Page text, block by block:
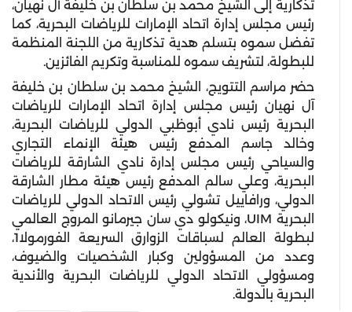
تذكارية إلى الشيخ محمد بن سلطان بن خليفة آل نهيان،
رئيس مجلس إدارة اتحاد الإمارات للرياضات البحرية، كما
تفضل سموه بتسلم هدية تذكارية من اللجنة المنظمة
للبطولة، لتشريف سموه للمناسبة وتكريم الفائزين.
حضر مراسم التتويج، الشيخ محمد بن سلطان بن خليفة
آل نهيان رئيس مجلس إدارة اتحاد الإمارات للرياضات
البحرية رئيس نادي أبوظبي الدولي للرياضات البحرية،
وخالد جاسم المدفع رئيس هيئة الإنماء التجاري
والسياحي رئيس مجلس إدارة نادي الشارقة للرياضات
البحرية، وعلي سالم المدفع رئيس هيئة مطار الشارقة
الدولي، ورافاييل تشولي رئيس الاتحاد الدولي للرياضات
البحرية UIM، ونيكولو دي سان جيرمانو المروج العالمي
لبطولة العالم لسباقات الزوارق السريعة الفورمولا1،
وعدد من المسؤولين وكبار الشخصيات والضيوف،
ومسؤولي الاتحاد الدولي للرياضات البحرية والأندية
البحرية بالدولة.